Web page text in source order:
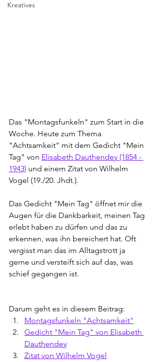
Kreatives
Das "Montagsfunkeln" zum Start in die
Woche. Heute zum Thema
"Achtsamkeit" mit dem Gedicht "Mein
Tag" von Elisabeth Dauthendey (1854 -
1943) und einem Zitat von Wilhelm
Vogel (19./20. Jhdt.).
Das Gedicht "Mein Tag" öffnet mir die
Augen für die Dankbarkeit, meinen Tag
erlebt haben zu dürfen und das zu
erkennen, was ihn bereichert hat. Oft
vergisst man das im Alltagstrott ja
gerne und versteift sich auf das, was
schief gegangen ist.
Darum geht es in diesem Beitrag:
Montagsfunkeln "Achtsamkeit"
Gedicht "Mein Tag" von Elisabeth
Dauthendey
Zitat von Wilhelm Vogel